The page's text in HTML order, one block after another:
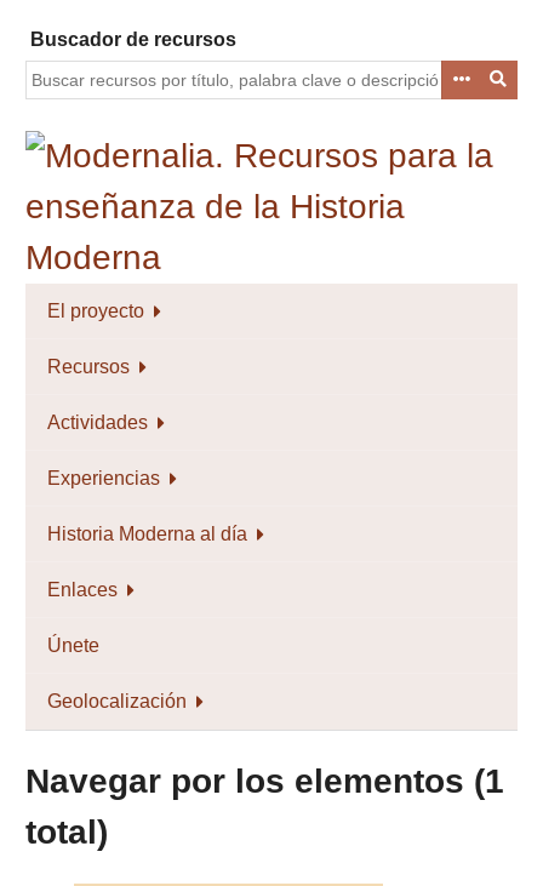
contenido
principal
Buscador de recursos
El proyecto
Recursos
Actividades
Experiencias
Historia Moderna al día
Enlaces
Únete
Geolocalización
Navegar por los elementos (1
total)